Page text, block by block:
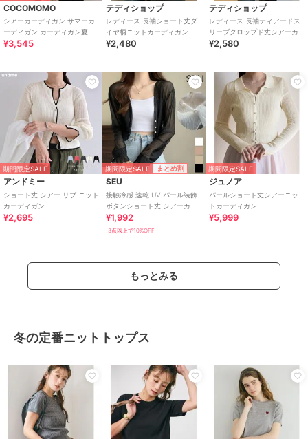
COCOMOMO
シアーカーディガン サマーカ
ーディガン カーディガン夏 カ
ーディガン ショート丈シアー
¥3,545
テディショップ
レディース 長袖ショート丈ダ
イヤ柄ニットカーディガン
¥2,480
テディショップ
レディース 長袖ティアードス
リーブクロップド丈シアーカ
ーディガン
¥2,580
期間限定SALE
アンドミー
ショート丈 シアー リブ ニット
カーディガン
¥2,695
期間限定SALE まとめ割
SEU
接触冷感 速乾 UV パール装飾
ボタンショート丈 シアーカー
ディガン 日焼け対策 冷房対策
¥1,992
3点以上で10%OFF
期間限定SALE
ジュノア
パールショート丈シアーニッ
トカーディガン
¥5,999
もっとみる
冬の定番ニットトップス